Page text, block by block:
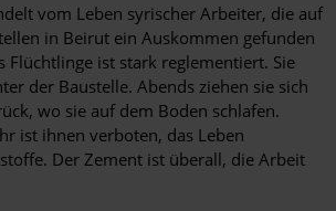
vom Leben syrischer Arbeiter, die auf
in Beirut ein Auskommen gefunden
Flüchtlinge ist stark reglementiert. Sie
der Baustelle. Abends ziehen sie sich
wo sie auf dem Boden schlafen.
ist ihnen verboten, das Leben
Der Zement ist überall, die Arbeit